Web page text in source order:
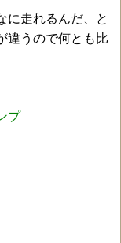
に走れるんだ、と
違うので何とも比
プ